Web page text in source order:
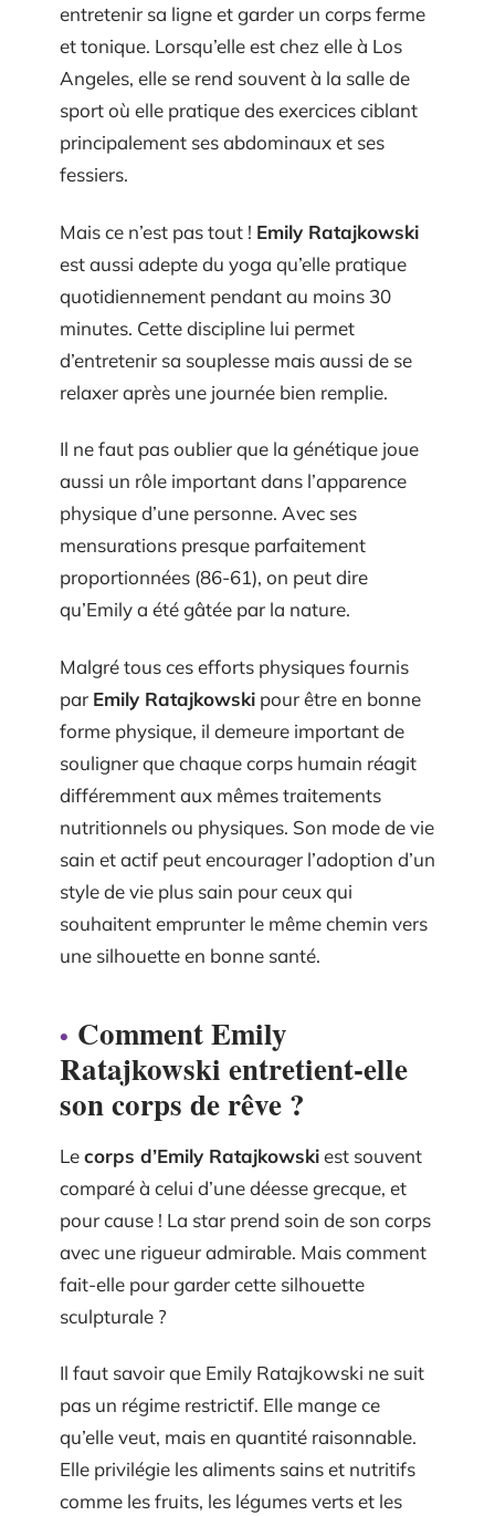
entretenir sa ligne et garder un corps ferme
et tonique. Lorsqu’elle est chez elle à Los
Angeles, elle se rend souvent à la salle de
sport où elle pratique des exercices ciblant
principalement ses abdominaux et ses
fessiers.
Mais ce n’est pas tout ! Emily Ratajkowski
est aussi adepte du yoga qu’elle pratique
quotidiennement pendant au moins 30
minutes. Cette discipline lui permet
d’entretenir sa souplesse mais aussi de se
relaxer après une journée bien remplie.
Il ne faut pas oublier que la génétique joue
aussi un rôle important dans l’apparence
physique d’une personne. Avec ses
mensurations presque parfaitement
proportionnées (86-61), on peut dire
qu’Emily a été gâtée par la nature.
Malgré tous ces efforts physiques fournis
par Emily Ratajkowski pour être en bonne
forme physique, il demeure important de
souligner que chaque corps humain réagit
différemment aux mêmes traitements
nutritionnels ou physiques. Son mode de vie
sain et actif peut encourager l’adoption d’un
style de vie plus sain pour ceux qui
souhaitent emprunter le même chemin vers
une silhouette en bonne santé.
Comment Emily
Ratajkowski entretient-elle
son corps de rêve ?
Lecorps d’Emily Ratajkowskiest souvent
comparé à celui d’une déesse grecque, et
pour cause ! La star prend soin de son corps
avec une rigueur admirable. Mais comment
fait-elle pour garder cette silhouette
sculpturale ?
Il faut savoir que Emily Ratajkowski ne suit
pas un régime restrictif. Elle mange ce
qu’elle veut, mais en quantité raisonnable.
Elle privilégie les aliments sains et nutritifs
comme les fruits, les légumes verts et les